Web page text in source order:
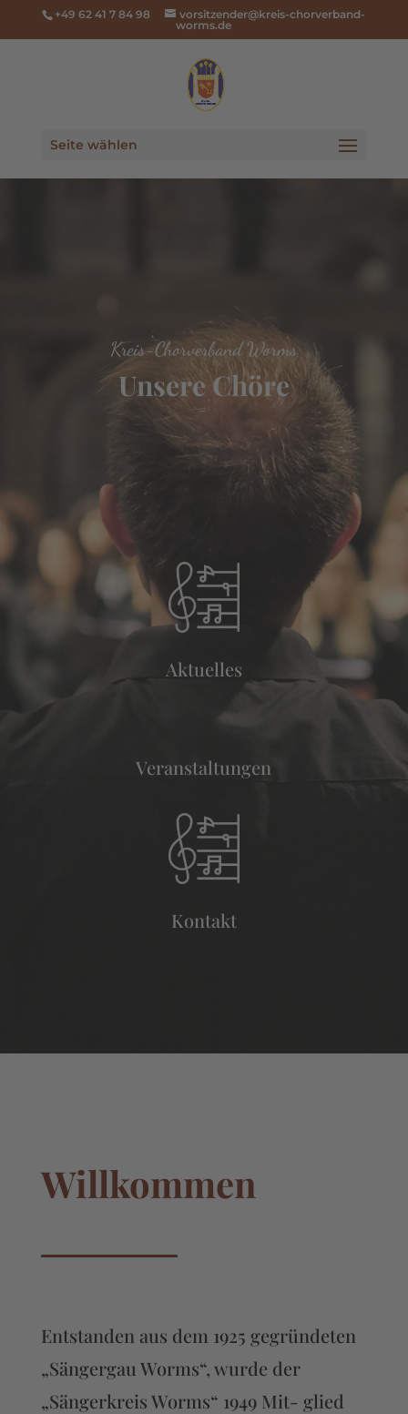
+49 62 41 7 84 98
vorsitzender@kreis-chorverband-
worms.de
Seite wählen
Kreis-Chorverband Worms
Unsere Chöre
Aktuelles
Veranstaltungen
Kontakt
Willkommen
Entstanden aus dem 1925 gegründeten
„Sängergau Worms“, wurde der
„Sängerkreis Worms“ 1949 Mit- glied